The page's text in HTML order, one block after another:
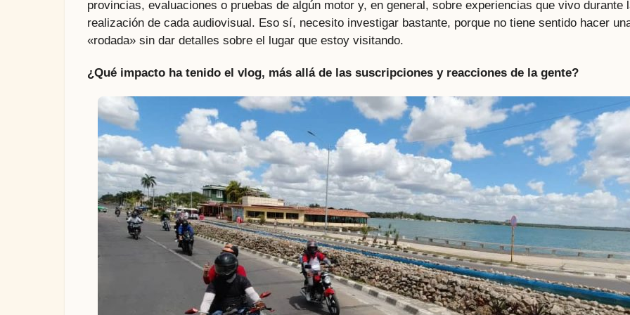
provincias, evaluaciones o pruebas de algún motor y, en general, sobre experiencias que vivo durante
realización de cada audiovisual. Eso sí, necesito investigar bastante, porque no tiene sentido hacer
«rodada» sin dar detalles sobre el lugar que estoy visitando.
¿Qué impacto ha tenido el vlog, más allá de las suscripciones y reacciones de la gente?